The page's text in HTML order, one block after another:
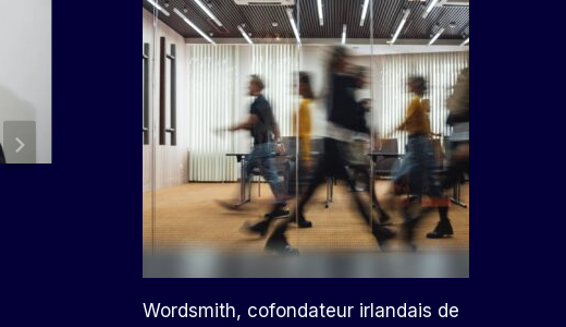
Menu Réussi Pour La Cuisine
De Rue
ParArthur 25/08/2022
Wordsmith, cofondateur irlandais de